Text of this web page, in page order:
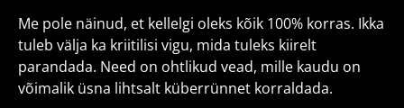
Me pole näinud, et kellelgi oleks kõik 100% korras. Ikka
tuleb välja ka kriitilisi vigu, mida tuleks kiirelt
parandada. Need on ohtlikud vead, mille kaudu on
võimalik üsna lihtsalt küberrünnet korraldada.